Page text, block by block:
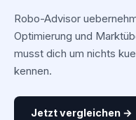
Robo-Advisor
Optimierung und
musst dich um nichts
kennen.
Jetzt vergleichen →